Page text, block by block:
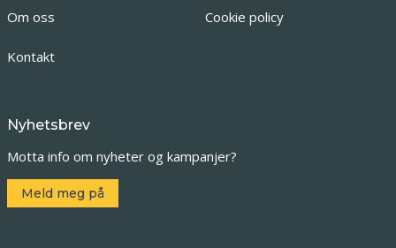
Om oss
Kontakt
Cookie policy
Nyhetsbrev
Motta info om nyheter og kampanjer?
Meld meg på